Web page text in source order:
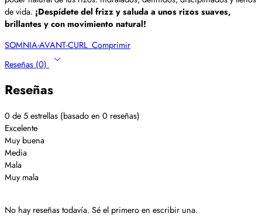
de vida. ¡Despídete del frizz y saluda a unos rizos suaves,
brillantes y con movimiento natural!
SOMNIA-AVANT-CURL_Comprimir
Reseñas (0)
Reseñas
0 de 5 estrellas (basado en 0 reseñas)
Excelente
Muy buena
Media
Mala
Muy mala
No hay reseñas todavía. Sé el primero en escribir una.